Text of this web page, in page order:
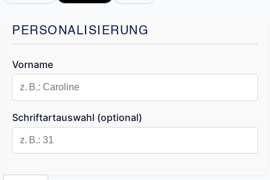
PERSONALISIERUNG
Vorname
Schriftartauswahl (optional)